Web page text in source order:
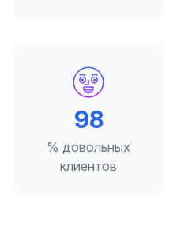
98
% довольных
клиентов